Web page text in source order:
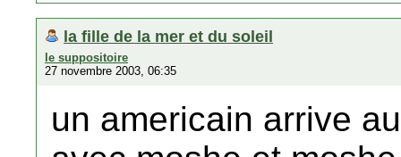
la fille de la mer et du soleil
le suppositoire
27 novembre 2003, 06:35
un americain arrive